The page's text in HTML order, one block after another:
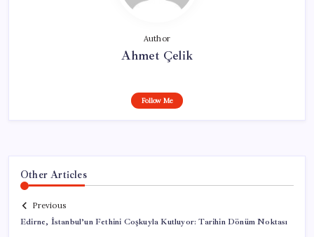
Author
Ahmet Çelik
Follow Me
Other Articles
Previous
Edirne, İstanbul’un Fethini Coşkuyla Kutluyor: Tarihin Dönüm Noktası